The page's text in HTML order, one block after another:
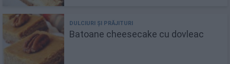
Batoane cheesecake cu dovleac